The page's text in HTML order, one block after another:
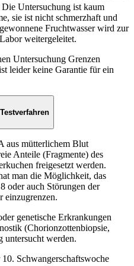
Untersuchung ist kaum
sie ist nicht schmerzhaft und
Fruchtwasser wird zur
weitergeleitet.
Untersuchung Grenzen
leider keine Garantie für ein
aus mütterlichem Blut
Anteile (Fragmente) des
freigesetzt werden.
man die Möglichkeit, das
oder auch Störungen der
einzugrenzen.
genetische Erkrankungen
(Chorionzottenbiopsie,
untersucht werden.
Schwangerschaftswoche